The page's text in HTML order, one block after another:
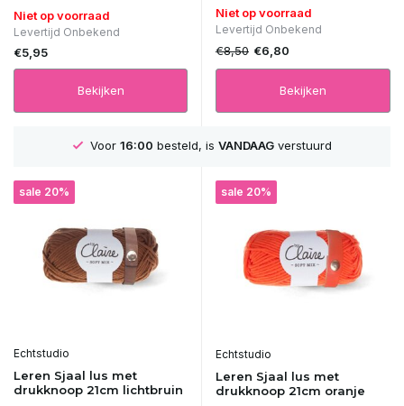
Niet op voorraad
Levertijd Onbekend
€5,95
Bekijken
Niet op voorraad
Levertijd Onbekend
€8,50 €6,80
Bekijken
Voor 16:00 besteld, is VANDAAGverstuurd
sale 20%
Echtstudio
Leren Sjaal lus met
drukknoop 21cm lichtbruin
sale 20%
Echtstudio
Leren Sjaal lus met
drukknoop 21cm oranje